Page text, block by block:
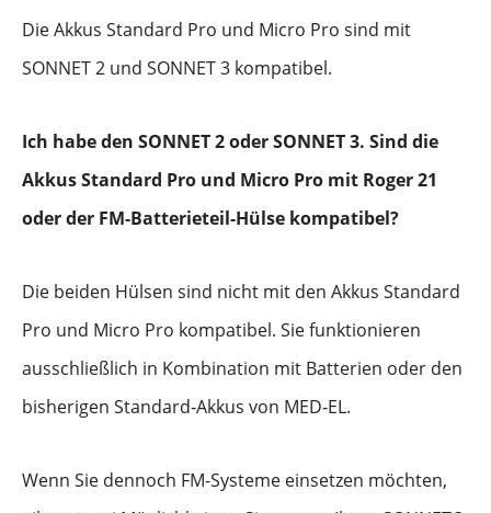
Die Akkus Standard Pro und Micro Pro sind mit
SONNET 2 und SONNET 3 kompatibel.
Ich habe den SONNET 2 oder SONNET 3. Sind die
Akkus Standard Pro und Micro Pro mit Roger 21
oder der FM-Batterieteil-Hülse kompatibel?
Die beiden Hülsen sind nicht mit den Akkus Standard
Pro und Micro Pro kompatibel. Sie funktionieren
ausschließlich in Kombination mit Batterien oder den
bisherigen Standard‑Akkus von MED‑EL.
Wenn Sie dennoch FM-Systeme einsetzen möchten,